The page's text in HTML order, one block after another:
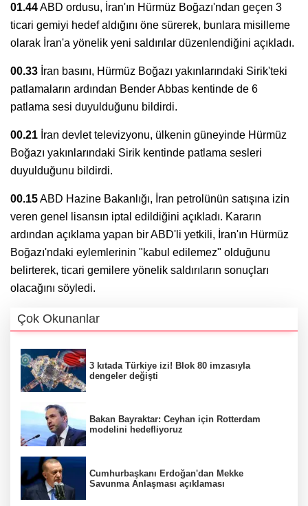
01.44ABD ordusu, İran'ın Hürmüz Boğazı'ndan geçen 3
ticari gemiyi hedef aldığını öne sürerek, bunlara misilleme
olarak İran'a yönelik yeni saldırılar düzenlendiğini açıkladı.
00.33 İran basını, Hürmüz Boğazı yakınlarındaki Sirik'teki
patlamaların ardından Bender Abbas kentinde de 6
patlama sesi duyulduğunu bildirdi.
00.21 İran devlet televizyonu, ülkenin güneyinde Hürmüz
Boğazı yakınlarındaki Sirik kentinde patlama sesleri
duyulduğunu bildirdi.
00.15ABD Hazine Bakanlığı, İran petrolünün satışına izin
veren genel lisansın iptal edildiğini açıkladı. Kararın
ardından açıklama yapan bir ABD'li yetkili, İran'ın Hürmüz
Boğazı'ndaki eylemlerinin "kabul edilemez" olduğunu
belirterek, ticari gemilere yönelik saldırıların sonuçları
olacağını söyledi.
Çok Okunanlar
3 kıtada Türkiye izi! Blok 80 imzasıyla
dengeler değişti
Bakan Bayraktar: Ceyhan için Rotterdam
modelini hedefliyoruz
Cumhurbaşkanı Erdoğan'dan Mekke
Savunma Anlaşması açıklaması